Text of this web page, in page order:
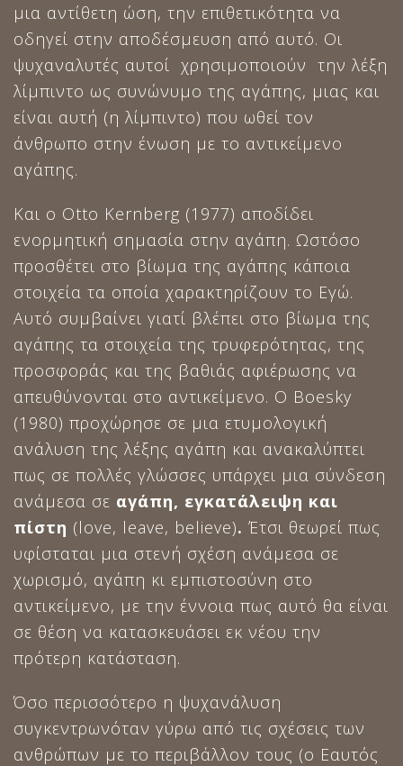
μια αντίθετη ώση, την επιθετικότητα να
οδηγεί στην αποδέσμευση από αυτό. Οι
ψυχαναλυτές αυτοί χρησιμοποιούν την λέξη
λίμπιντο ως συνώνυμο της αγάπης, μιας και
είναι αυτή (η λίμπιντο) που ωθεί τον
άνθρωπο στην ένωση με το αντικείμενο
αγάπης.
Και ο Otto Kernberg (1977) αποδίδει
ενορμητική σημασία στην αγάπη. Ωστόσο
προσθέτει στο βίωμα της αγάπης κάποια
στοιχεία τα οποία χαρακτηρίζουν το Εγώ.
Αυτό συμβαίνει γιατί βλέπει στο βίωμα της
αγάπης τα στοιχεία της τρυφερότητας, της
προσφοράς και της βαθιάς αφιέρωσης να
απευθύνονται στο αντικείμενο. Ο Boesky
(1980) προχώρησε σε μια ετυμολογική
ανάλυση της λέξης αγάπη και ανακαλύπτει
πως σε πολλές γλώσσες υπάρχει μια σύνδεση
ανάμεσα σε αγάπη, εγκατάλειψη και
πίστη (love, leave, believe). Έτσι θεωρεί πως
υφίσταται μια στενή σχέση ανάμεσα σε
χωρισμό, αγάπη κι εμπιστοσύνη στο
αντικείμενο, με την έννοια πως αυτό θα είναι
σε θέση να κατασκευάσει εκ νέου την
πρότερη κατάσταση.
Όσο περισσότερο η ψυχανάλυση
συγκεντρωνόταν γύρω από τις σχέσεις των
ανθρώπων με το περιβάλλον τους (ο Εαυτός